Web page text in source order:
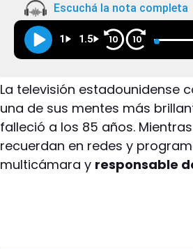
Escuchá la nota completa
1 1.5 10 10
La televisión estadounidense
una de sus mentes más
falleció a los 85 años.
recuerdan en redes y
multicámara y responsable